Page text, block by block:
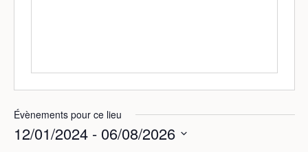
Évènements pour ce lieu
12/01/2024 - 06/08/2026